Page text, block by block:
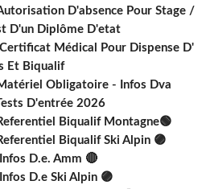
D'absence Pour Stage /
D'un Diplôme D'etat
Médical Pour Dispense D'
Et Biqualif
Obligatoire - Infos Dva
D'entrée 2026
Biqualif Montagne🟢
Biqualif Ski Alpin 🟣
D.e. Amm 🔴
D.e Ski Alpin 🟣